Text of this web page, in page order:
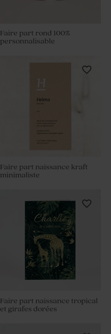
Faire part rond 100%
personnalisable
Faire part naissance kraft
minimaliste
Faire part naissance tropical
et girafes dorées